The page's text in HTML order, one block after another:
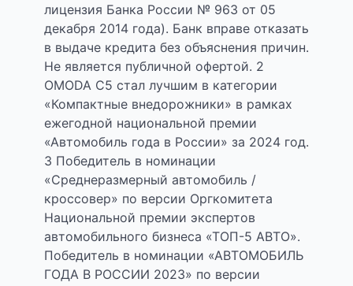
лицензия Банка России № 963 от 05
декабря 2014 года). Банк вправе отказать
в выдаче кредита без объяснения причин.
Не является публичной офертой. 2
OMODA C5 стал лучшим в категории
«Компактные внедорожники» в рамках
ежегодной национальной премии
«Автомобиль года в России» за 2024 год.
3 Победитель в номинации
«Среднеразмерный автомобиль /
кроссовер» по версии Оргкомитета
Национальной премии экспертов
автомобильного бизнеса «ТОП-5 АВТО».
Победитель в номинации «АВТОМОБИЛЬ
ГОДА В РОССИИ 2023» по версии